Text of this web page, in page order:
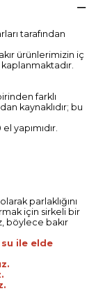
tarafından
ürünlerimizin iç
farklı
kaynaklıdır; bu
yapımıdır.
parlaklığını
için sirkeli bir
böylece bakır
su ile elde